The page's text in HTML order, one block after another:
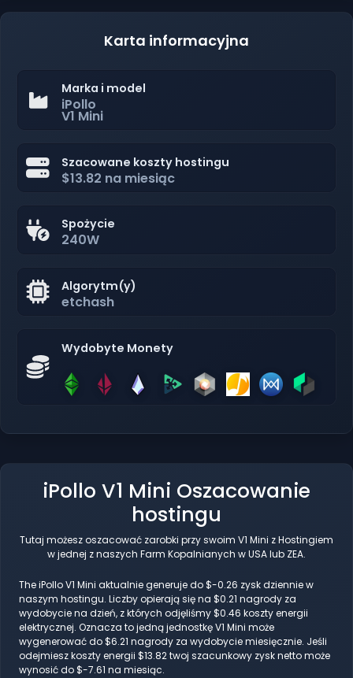
Karta informacyjna
Marka i model
iPollo
V1 Mini
Szacowane koszty hostingu
$13.82 na miesiąc
Spożycie
240W
Algorytm(y)
etchash
Wydobyte Monety
iPollo V1 Mini Oszacowanie
hostingu
Tutaj możesz oszacować zarobki przy swoim V1 Mini z Hostingiem
w jednej z naszych Farm Kopalnianych w USA lub ZEA.
The iPollo V1 Mini aktualnie generuje do $-0.26 zysk dziennie w
naszym hostingu. Liczby opierają się na $0.21 nagrody za
wydobycie na dzień, z których odjęliśmy $0.46 koszty energii
elektrycznej. Oznacza to jedną jednostkę V1 Mini może
wygenerować do $6.21 nagrody za wydobycie miesięcznie. Jeśli
odejmiesz koszty energii $13.82 twoj szacunkowy zysk netto może
wynosić do $-7.61 na miesiąc.